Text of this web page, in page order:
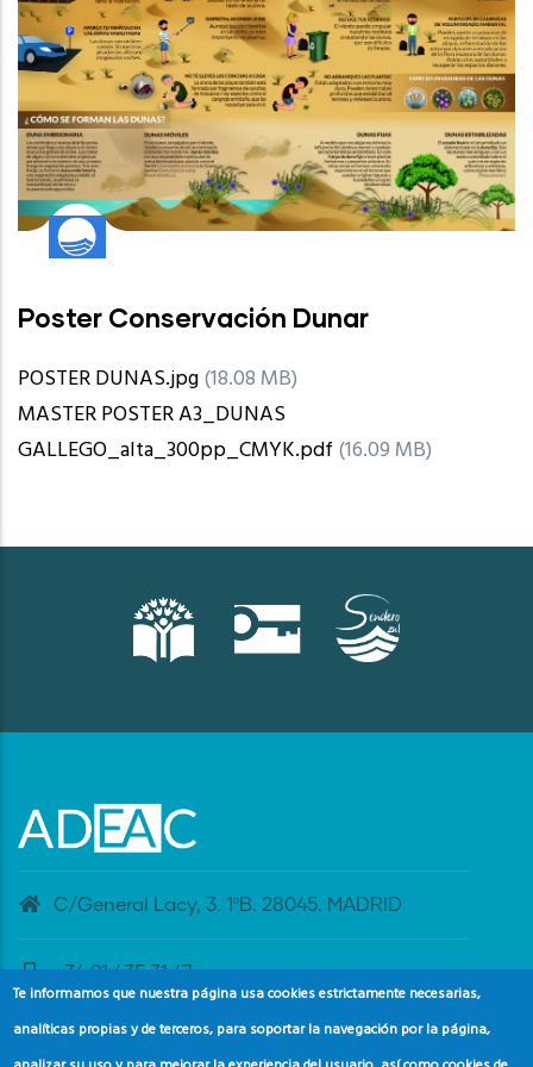
Poster Conservación Dunar
POSTER DUNAS.jpg(18.08 MB)
MASTER POSTER A3_DUNAS
GALLEGO_alta_300pp_CMYK.pdf (16.09 MB)
C/General Lacy, 3. 1ºB. 28045. MADRID
+34 91 435 31 47
banderaazul@adeac.es
Te informamos que nuestra página usa cookies estrictamente necesarias,
analíticas propias y de terceros, para soportar la navegación por la página,